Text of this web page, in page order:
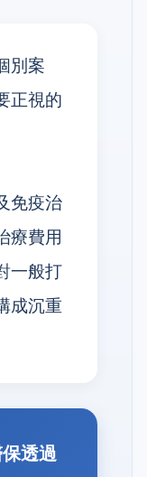
別案
正視的
免疫治
療費用
一般打
成沉重
透過